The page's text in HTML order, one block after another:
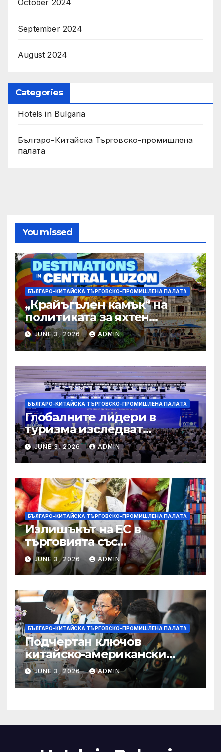
October 2024
September 2024
August 2024
Categories
Hotels in Bulgaria
Българо-Китайска Търговско-промишлена
палaта
You missed
БЪЛГАРО-КИТАЙСКА ТЪРГОВСКО-ПРОМИШЛЕНА ПАЛAТА
„Крайъгълен камък“ на
политиката за яхтен
туризъм на GBA
JUNE 3, 2026 ADMIN
БЪЛГАРО-КИТАЙСКА ТЪРГОВСКО-ПРОМИШЛЕНА ПАЛAТА
Глобалните лидери в
туризма изследват
бъдещето на пътуването,
управлявано от AI
JUNE 3, 2026 ADMIN
БЪЛГАРО-КИТАЙСКА ТЪРГОВСКО-ПРОМИШЛЕНА ПАЛAТА
Излишъкът на ЕС в
търговията със
селскостопански храни се
увеличава през февруари
JUNE 3, 2026 ADMIN
БЪЛГАРО-КИТАЙСКА ТЪРГОВСКО-ПРОМИШЛЕНА ПАЛAТА
Подчертан ключов
китайско-американски
консенсус –
Chinadaily.com.cn
JUNE 3, 2026 ADMIN